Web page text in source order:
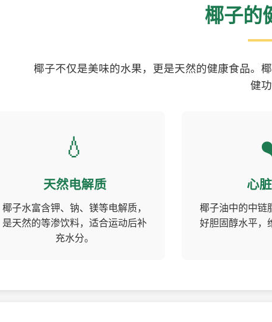
椰子的
椰子不仅是美味的水果，更是天然的健康食品。
健功
💧
天然电解质
椰子水富含钾、钠、镁等电解质，
是天然的等渗饮料，适合运动后补
充水分。
心
椰子油中的中链
好胆固醇水平，